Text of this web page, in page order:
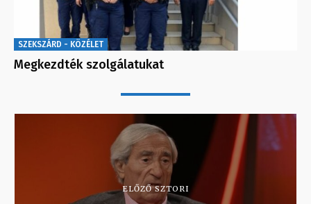
SZEKSZÁRD - KÖZÉLET
Megkezdték szolgálatukat
ELŐZŐ SZTORI